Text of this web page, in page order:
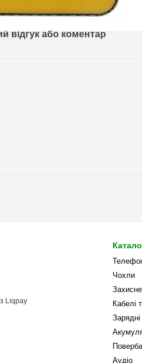
відгук або коментар
Чохли
Кабелі
Аудіо